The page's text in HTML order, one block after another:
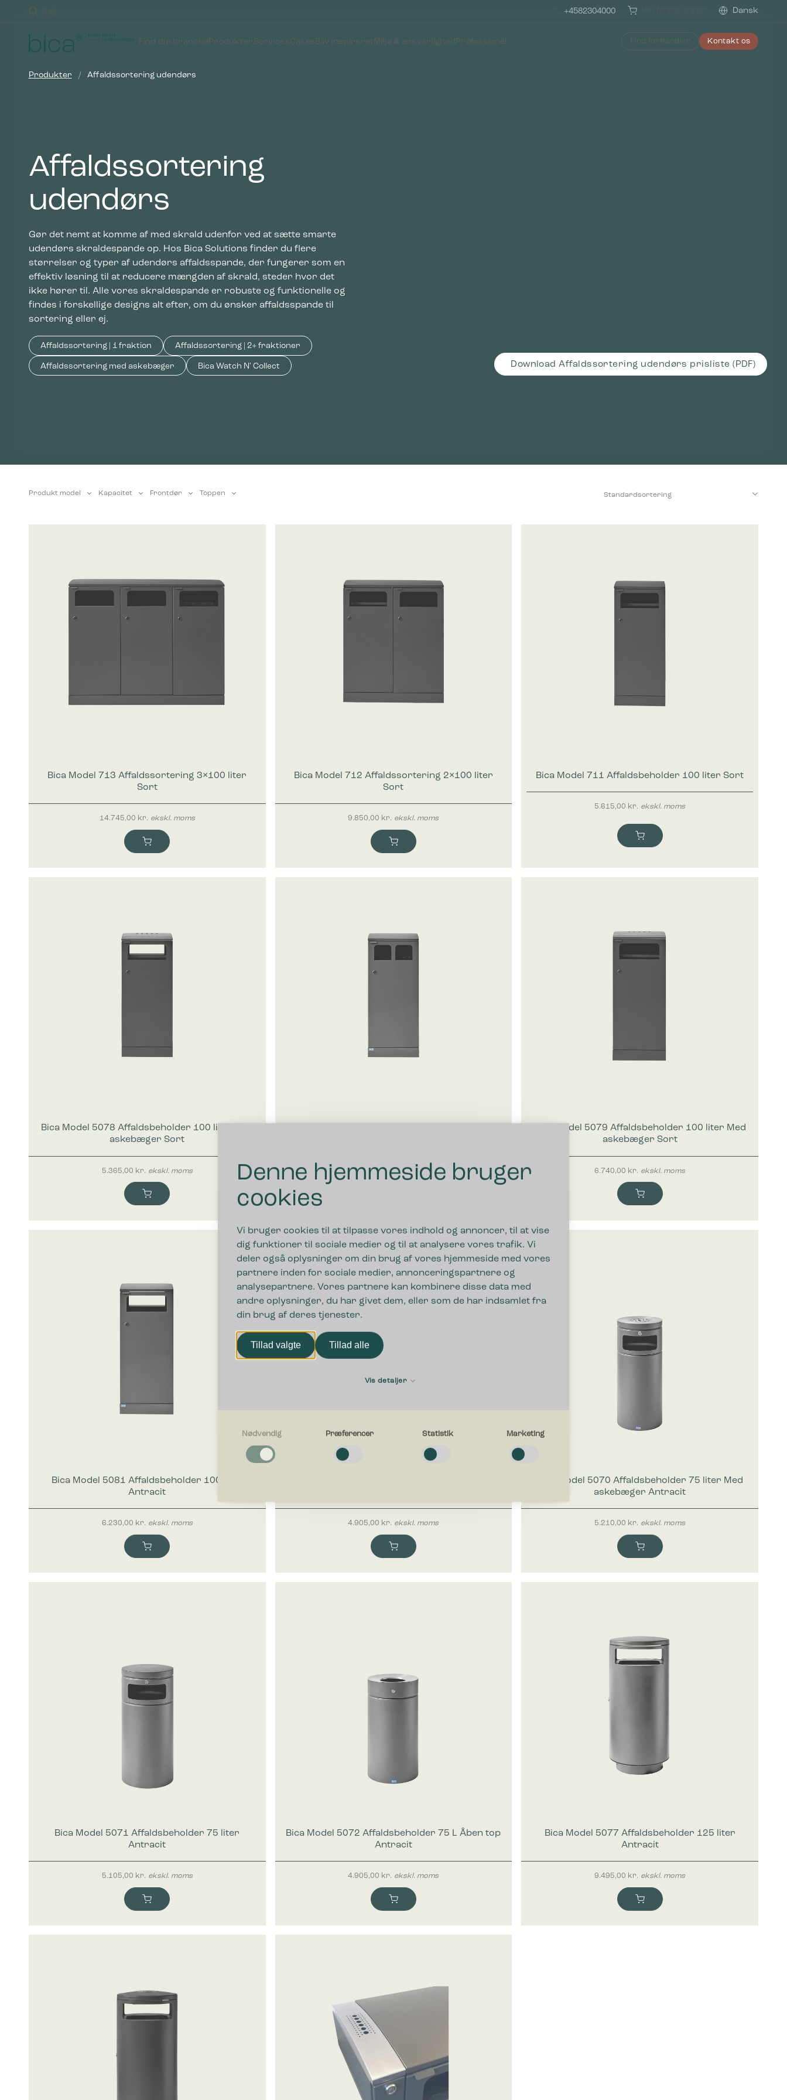
Denne hjemmeside bruger
cookies
Vi bruger cookies til at tilpasse vores indhold og annoncer, til at vise
dig funktioner til sociale medier og til at analysere vores trafik. Vi
deler også oplysninger om din brug af vores hjemmeside med vores
partnere inden for sociale medier, annonceringspartnere og
analysepartnere. Vores partnere kan kombinere disse data med
andre oplysninger, du har givet dem, eller som de har indsamlet fra
din brug af deres tjenester.
Tillad valgte Tillad alle
Vis detaljer
Nødvendig
Nødvendige cookies hjælper med at gøre en hjemmeside brugbar ved at aktivere
Præference cookies gør det muligt for en hjemmeside at huske oplysninger, der ændrer den
måde hjemmesiden ser ud eller opfører sig på. F.eks. dit foretrukne sprog, eller den region, du
Nødvendig Præferencer Statistik Marketing
content
+4582304000 Dansk
Find din brancheProdukter ServicesCasesBliv inspireretMiljø & ansvarlighedProfessionel Find forhandler Kontakt os
Affaldssortering
udendørs
Gør det nemt at komme af med skrald udenfor ved at sætte smarte
udendørs skraldespande op. Hos Bica Solutions finder du flere
størrelser og typer af udendørs affaldsspande, der fungerer som en
effektiv løsning til at reducere mængden af skrald, steder hvor det
ikke hører til. Alle vores skraldespande er robuste og funktionelle og
findes i forskellige designs alt efter, om du ønsker affaldsspande til
sortering eller ej.
Affaldssortering | 1 fraktion Affaldssortering | 2+ fraktioner
Affaldssortering med askebæger Bica Watch N' Collect
Produkter / Affaldssortering udendørs
Download Affaldssortering udendørs prisliste (PDF)
Produkt model Kapacitet Frontdør Toppen
Bica Model 713 Affaldssortering 3×100 liter
Sort
14.745,00 kr. ekskl. moms
Bica Model 712 Affaldssortering 2×100 liter
Sort
9.850,00 kr. ekskl. moms
Bica Model 711 Affaldsbeholder 100 liter Sort
5.615,00 kr. ekskl. moms
Bica Model 5078 Affaldsbeholder 100 liter Med
askebæger Sort
5.365,00 kr. ekskl. moms 6.635,00kr. ekskl. moms
Bica Model 5079 Affaldsbeholder 100 liter Med
askebæger Sort
6.740,00 kr. ekskl. moms
Bica Model 5081 Affaldsbeholder 100 liter
Antracit
6.230,00 kr. ekskl. moms 4.905,00 kr. ekskl. moms
Bica Model 5070 Affaldsbeholder 75 liter Med
askebæger Antracit
5.210,00 kr. ekskl. moms
Bica Model 5071 Affaldsbeholder 75 liter
Antracit
5.105,00 kr. ekskl. moms
Bica Model 5072 Affaldsbeholder 75 L Åben top
Antracit
4.905,00 kr. ekskl. moms
Bica Model 5077 Affaldsbeholder 125 liter
Antracit
9.495,00 kr. ekskl. moms